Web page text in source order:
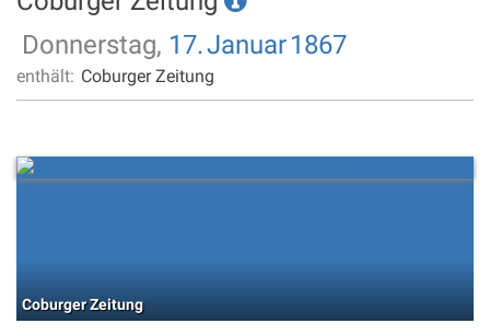
Donnerstag, 17.Januar1867
enthält: Coburger Zeitung
Coburger Zeitung